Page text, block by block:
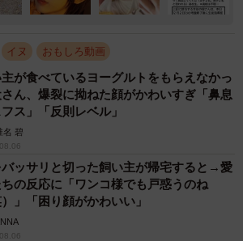
イヌ おもしろ動画
が食べているヨーグルトをもらえなかっ
ん、爆裂に拗ねた顔がかわいすぎ「鼻息
ス」「反則レベル」
名 碧
ッサリと切った飼い主が帰宅すると→愛
の反応に「ワンコ様でも戸惑うのね
）」「困り顔がかわいい」